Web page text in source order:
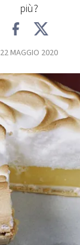
più?
22 MAGGIO 2020